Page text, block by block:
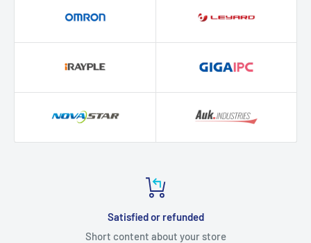
Satisfied or refunded
Short content about your store